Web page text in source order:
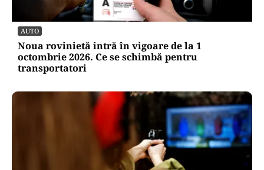
AUTO
Noua rovinietă intră în vigoare de la 1
octombrie 2026. Ce se schimbă pentru
transportatori